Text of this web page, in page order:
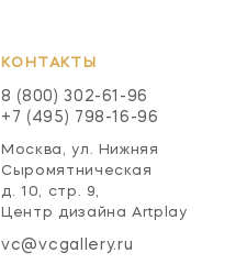
КОНТАКТЫ
8 (800) 302-61-96
+7 (495) 798-16-96
Москва, ул. Нижняя
Сыромятническая
д. 10, стр. 9,
Центр дизайна Artplay
vc@vcgallery.ru